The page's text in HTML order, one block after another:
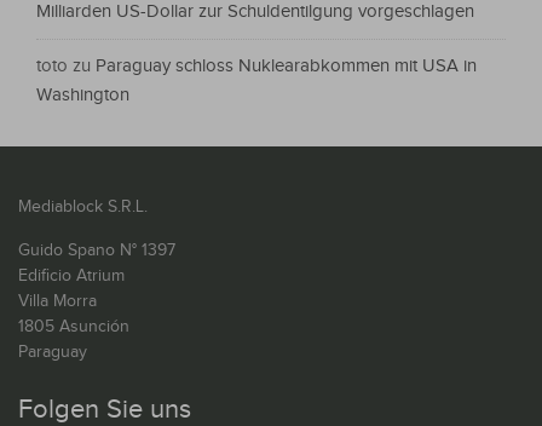
Milliarden US-Dollar zur Schuldentilgung vorgeschlagen
toto zu Paraguay schloss Nuklearabkommen mit USA in
Washington
Mediablock S.R.L.
Guido Spano N° 1397
Edificio Atrium
Villa Morra
1805 Asunción
Paraguay
Folgen Sie uns